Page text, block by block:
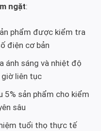
ngặt:
phẩm được kiểm tra
điện cơ bản
ánh sáng và nhiệt độ
liên tục
5% sản phẩm cho kiểm
sâu
tuổi thọ thực tế